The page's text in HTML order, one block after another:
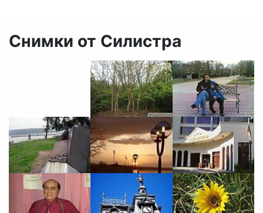
Снимки от Силистра